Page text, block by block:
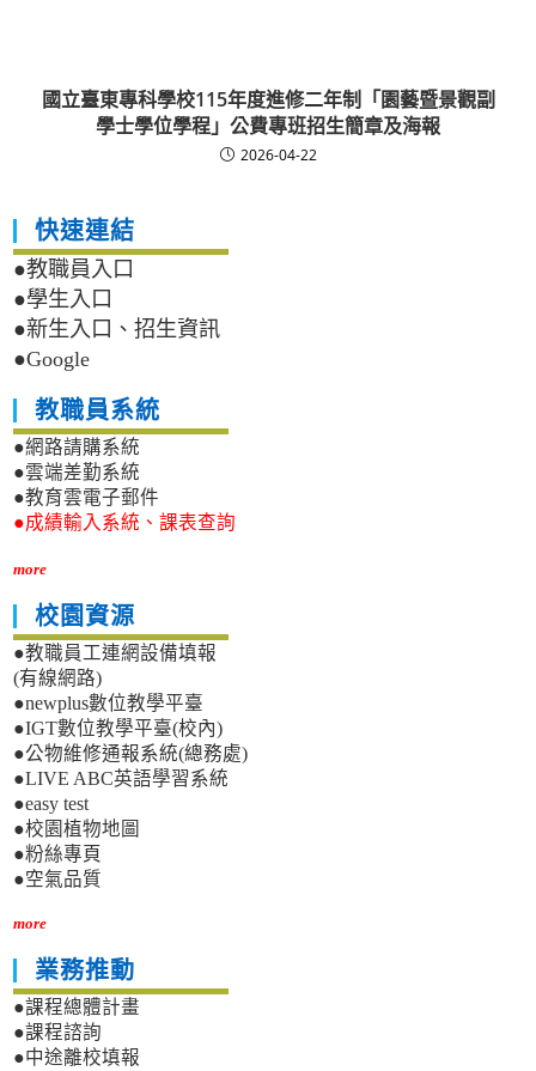
國立臺東專科學校115年度進修二年制「園藝暨景觀副
學士學位學程」公費專班招生簡章及海報
2026-04-22
快速連結
●教職員入口
●學生入口
●新生入口、招生資訊
●Google
教職員系統
●網路請購系統
●雲端差勤系統
●教育雲電子郵件
●成績輸入系統、課表查詢
more
校園資源
●教職員工連網設備填報
(有線網路)
●newplus數位教學平臺
●IGT數位教學平臺(校內)
●公物維修通報系統(總務處)
●LIVE ABC英語學習系統
●easy test
●校園植物地圖
●粉絲專頁
●空氣品質
more
業務推動
●課程總體計畫
●課程諮詢
●中途離校填報